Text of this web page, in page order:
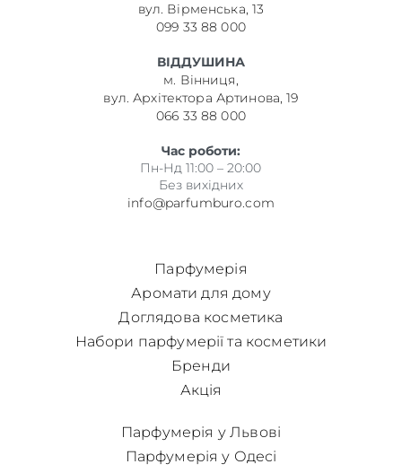
вул. Вірменська, 13
099 33 88 000
ВІДДУШИНА
м. Вінниця,
вул. Архітектора Артинова, 19
066 33 88 000
Час роботи:
Пн-Нд 11:00 – 20:00
Без вихідних
info@parfumburo.com
Парфумерія
Аромати для дому
Доглядова косметика
Набори парфумерії та косметики
Бренди
Акція
Парфумерія у Львові
Парфумерія у Одесі